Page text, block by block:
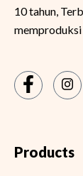
10 tahun,
Products